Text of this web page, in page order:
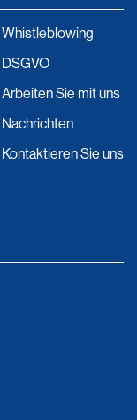
Whistleblowing
DSGVO
Arbeiten Sie mit uns
Nachrichten
Kontaktieren Sie uns